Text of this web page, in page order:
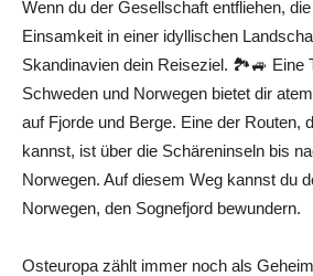
Wenn du der Gesellschaft entfliehen,
Einsamkeit in einer idyllischen
Skandinavien dein Reiseziel. 🏞🚙 Eine
Schweden und Norwegen bietet dir
auf Fjorde und Berge. Eine der Routen,
kannst, ist über die Schäreninseln bis
Norwegen. Auf diesem Weg kannst du
Norwegen, den Sognefjord bewundern.
Osteuropa zählt immer noch als